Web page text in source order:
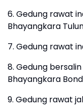
6. Gedung rawat
Bhayangkara
7. Gedung rawat
8. Gedung
Bhayangkara
9. Gedung rawat